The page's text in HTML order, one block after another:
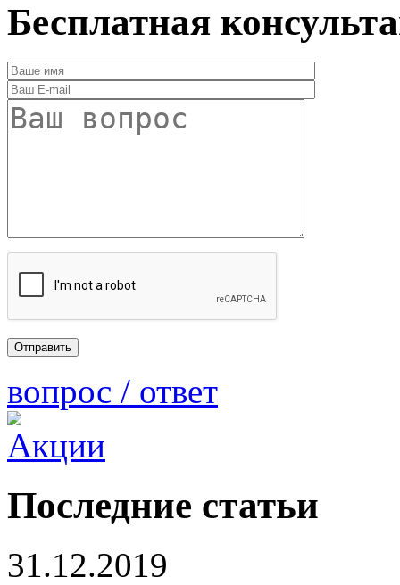
Бесплатная
вопрос / ответ
Последние статьи
31.12.2019